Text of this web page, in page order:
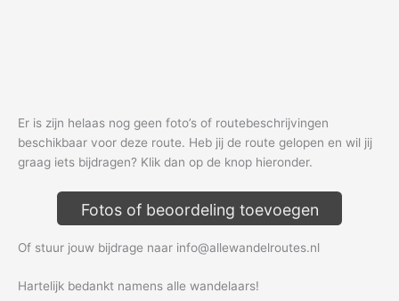
Er is zijn helaas nog geen foto’s of routebeschrijvingen
beschikbaar voor deze route. Heb jij de route gelopen en wil jij
graag iets bijdragen? Klik dan op de knop hieronder.
Fotos of beoordeling toevoegen
Of stuur jouw bijdrage naar info@allewandelroutes.nl
Hartelijk bedankt namens alle wandelaars!